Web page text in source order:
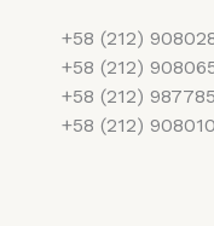
+58 (212)
+58 (212)
+58 (212)
+58 (212)